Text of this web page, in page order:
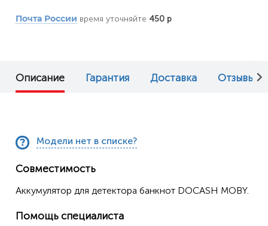
Почта России время уточняйте 450 р
Описание Гарантия Доставка Отзывы (0)
Модели нет в списке?
Совместимость
Аккумулятор для детектора банкнот DOCASH MOBY.
Помощь специалиста